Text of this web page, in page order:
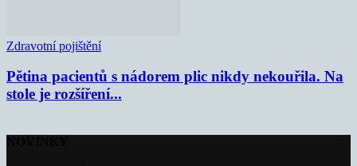
Zdravotní pojištění
Pětina pacientů s nádorem plic nikdy nekouřila. Na
stole je rozšíření...